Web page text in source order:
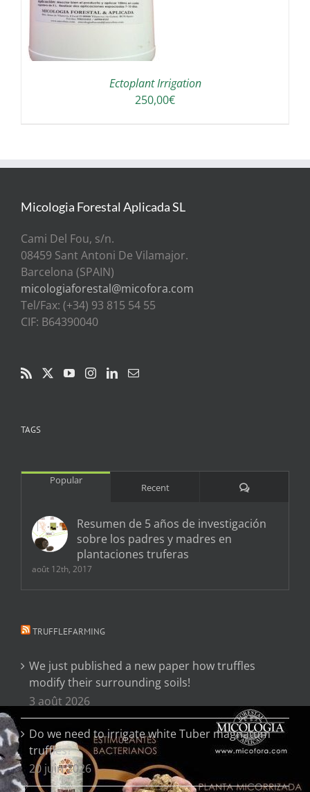
Ectoplant Irrigation
250,00€
Micologia Forestal Aplicada SL
Cami Del Fou, s/n.
08459 Sant Antoni De Vilamajor.
Barcelona (SPAIN)
micologiaforestal@micofora.com
Tel/Fax: (+34) 93 815 54 55
CIF: B64390040
TAGS
Popular
Recent Comments
Resumen de 5 años de investigación
sobre los padres y madres en
plantaciones truferas
août 12th, 2017
TRUFFLEFARMING
We just published a new paper how truffles
modify their surrounding soils!
3 août 2026
Do we need to irrigate white Tuber magnatum
truffles?
20 juin 2026